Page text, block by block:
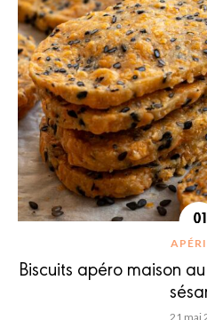
Biscuits apéro maison
21 mai